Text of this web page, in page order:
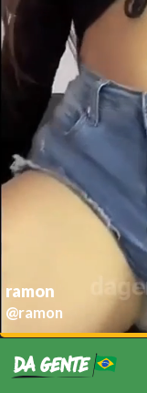
ramon
@ramon